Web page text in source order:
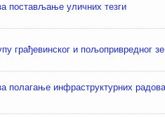
постављање уличних тезги
грађевинског и пољопривредног
полагање инфраструктурних